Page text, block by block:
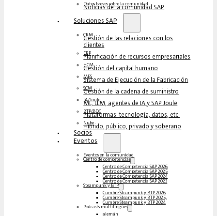
Datos breves sobre la comunidad
Noticias de la comunidad SAP
Soluciones‎‎ SAP
CRM
Gestión de las relaciones con los
clientes
ERP
Planificación de recursos empresariales
HCM
Gestión del capital humano
MES
Sistema de Ejecución de la Fabricación
SCM
Gestión de la cadena de suministro
IA/Joule
ML, LLM, agentes de IA y SAP Joule
BTP/BDC
Plataformas: tecnología, datos, etc.
Nube
Híbrido, público, privado y soberano
Socios
Eventos
Eventos en la comunidad
Centro de competencias
Centro de Competencia SAP 2026
Centro de Competencia SAP 2025
Centro de Competencia SAP 2024
Centro de Competencia SAP 2023
Steampunk y BTP
Cumbre Steampunk y BTP 2026
Cumbre Steampunk y BTP 2025,
Cumbre Steampunk y BTP 2024
Podcasts multilingües
alemán